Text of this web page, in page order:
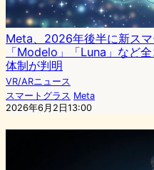
Meta、2026年後半に新ス
「Modelo」「Luna」など
体制が判明
VR/ARニュース
スマートグラス Meta
2026年6月2日13:00